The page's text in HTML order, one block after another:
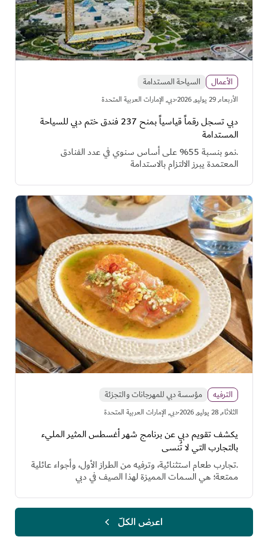
الأعمال السياحة المستدامة
اﻷربعاء, 29 يوليو, 2026 ·دبي, الإمارات العربية المتحدة
دبي تسجل رقماً قياسياً بمنح 237 فندق ختم دبي للسياحة
المستدامة
.نمو بنسبة 55% على أساس سنوي في عدد الفنادق
المعتمدة يبرز الالتزام بالاستدامة
الترفيه مؤسسة دبي للمهرجانات والتجزئة
الثلاثاء, 28 يوليو, 2026 ·دبي, الإمارات العربية المتحدة
يكشف تقويم دبي عن برنامج شهر أغسطس المثير المليء
بالتجارب التي لا تُنسى
.تجارب طعام استثنائية، وترفيه من الطراز الأول، وأجواء عائلية
ممتعة؛ هي السمات المميزة لهذا الصيف في دبي
اعرض الكلّ